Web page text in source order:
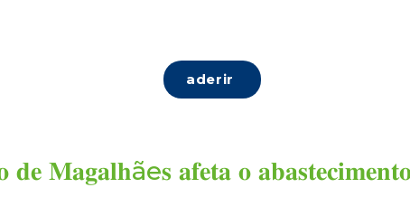
aderir
𝐌𝐚𝐠𝐚𝐥𝐡ãe𝐬 𝐚𝐟𝐞𝐭𝐚 𝐨